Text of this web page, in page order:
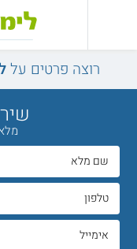
רוצה פרטים על